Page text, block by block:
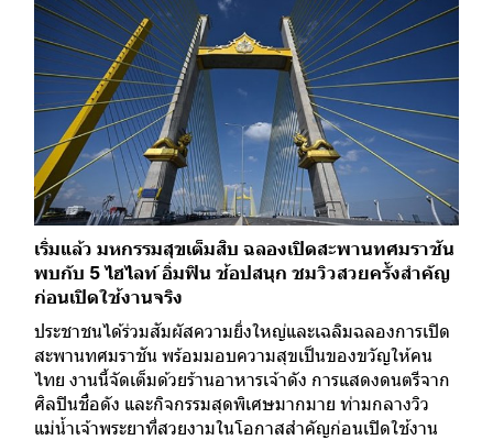
เริ่มแล้ว มหกรรมสุขเต็มสิบ ฉลองเปิดสะพานทศมราชัน
พบกับ 5 ไฮไลท์ อิ่มฟิน ช้อปสนุก ชมวิวสวยครั้งสำคัญ
ก่อนเปิดใช้งานจริง
ประชาชนได้ร่วมสัมผัสความยิ่งใหญ่และเฉลิมฉลองการเปิด
สะพานทศมราชัน พร้อมมอบความสุขเป็นของขวัญให้คน
ไทย งานนี้จัดเต็มด้วยร้านอาหารเจ้าดัง การแสดงดนตรีจาก
ศิลปินชื่อดัง และกิจกรรมสุดพิเศษมากมาย ท่ามกลางวิว
แม่น้ำเจ้าพระยาที่สวยงามในโอกาสสำคัญก่อนเปิดใช้งาน